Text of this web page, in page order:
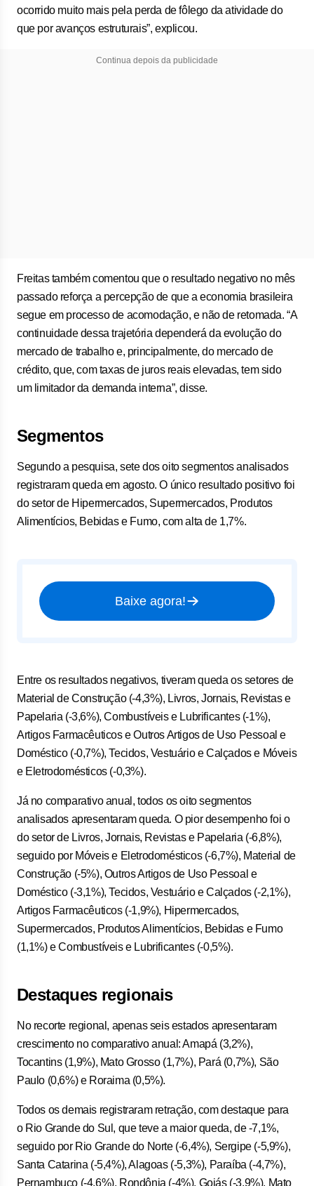
ocorrido muito mais pela perda de fôlego da atividade do
que por avanços estruturais”, explicou.
Continua depois da publicidade
Freitas também comentou que o resultado negativo no mês
passado reforça a percepção de que a economia brasileira
segue em processo de acomodação, e não de retomada. “A
continuidade dessa trajetória dependerá da evolução do
mercado de trabalho e, principalmente, do mercado de
crédito, que, com taxas de juros reais elevadas, tem sido
um limitador da demanda interna”, disse.
Segmentos
Segundo a pesquisa, sete dos oito segmentos analisados
registraram queda em agosto. O único resultado positivo foi
do setor de Hipermercados, Supermercados, Produtos
Alimentícios, Bebidas e Fumo, com alta de 1,7%.
Baixe agora!
Entre os resultados negativos, tiveram queda os setores de
Material de Construção (-4,3%), Livros, Jornais, Revistas e
Papelaria (-3,6%), Combustíveis e Lubrificantes (-1%),
Artigos Farmacêuticos e Outros Artigos de Uso Pessoal e
Doméstico (-0,7%), Tecidos, Vestuário e Calçados e Móveis
e Eletrodomésticos (-0,3%).
Já no comparativo anual, todos os oito segmentos
analisados apresentaram queda. O pior desempenho foi o
do setor de Livros, Jornais, Revistas e Papelaria (-6,8%),
seguido por Móveis e Eletrodomésticos (-6,7%), Material de
Construção (-5%), Outros Artigos de Uso Pessoal e
Doméstico (-3,1%), Tecidos, Vestuário e Calçados (-2,1%),
Artigos Farmacêuticos (-1,9%), Hipermercados,
Supermercados, Produtos Alimentícios, Bebidas e Fumo
(1,1%) e Combustíveis e Lubrificantes (-0,5%).
Destaques regionais
No recorte regional, apenas seis estados apresentaram
crescimento no comparativo anual: Amapá (3,2%),
Tocantins (1,9%), Mato Grosso (1,7%), Pará (0,7%), São
Paulo (0,6%) e Roraima (0,5%).
Todos os demais registraram retração, com destaque para
o Rio Grande do Sul, que teve a maior queda, de -7,1%,
seguido por Rio Grande do Norte (-6,4%), Sergipe (-5,9%),
Santa Catarina (-5,4%), Alagoas (-5,3%), Paraíba (-4,7%),
Pernambuco (-4,6%), Rondônia (-4%), Goiás (-3,9%), Mato